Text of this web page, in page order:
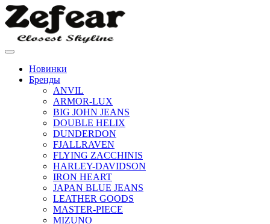
Новинки
Бренды
ANVIL
ARMOR-LUX
BIG JOHN JEANS
DOUBLE HELIX
DUNDERDON
FJALLRAVEN
FLYING ZACCHINIS
HARLEY-DAVIDSON
IRON HEART
JAPAN BLUE JEANS
LEATHER GOODS
MASTER-PIECE
MIZUNO